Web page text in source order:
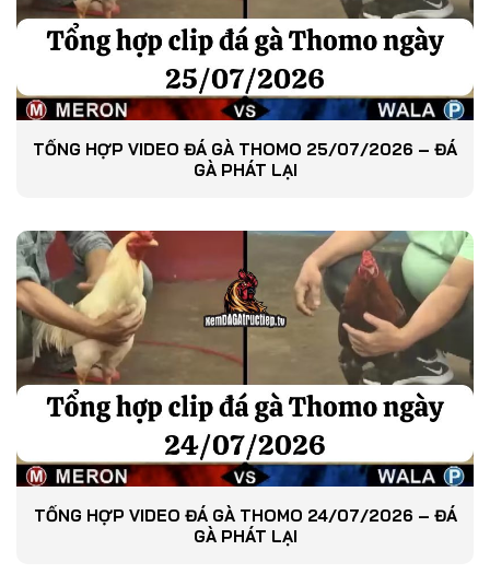
TỔNG HỢP VIDEO ĐÁ GÀ THOMO 25/07/2026 – ĐÁ
GÀ PHÁT LẠI
TỔNG HỢP VIDEO ĐÁ GÀ THOMO 24/07/2026 – ĐÁ
GÀ PHÁT LẠI